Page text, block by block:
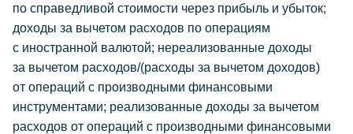
по справедливой стоимости через прибыль и убыток;
доходы за вычетом расходов по операциям
с иностранной валютой; нереализованные доходы
за вычетом расходов/(расходы за вычетом доходов)
от операций с производными финансовыми
инструментами; реализованные доходы за вычетом
расходов от операций с производными финансовыми